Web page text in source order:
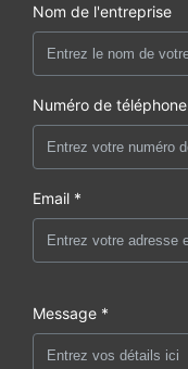
Nom de l'entreprise
Numéro de téléphone
Email *
Message *